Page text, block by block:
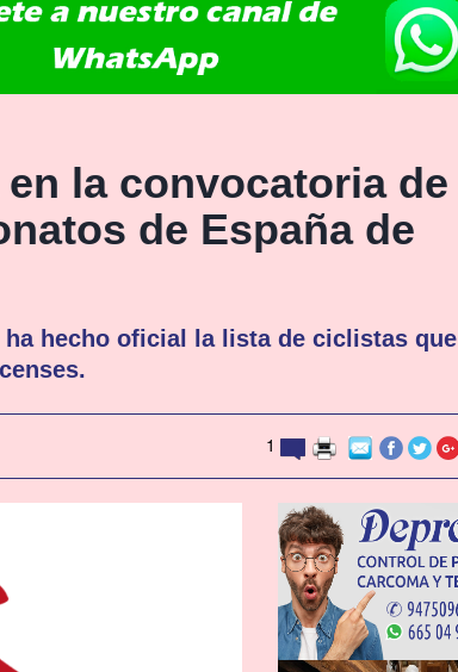
la convocatoria de
de España de
hecho oficial la lista de ciclistas que
1